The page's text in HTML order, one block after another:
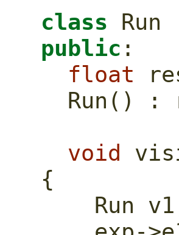
class Run
public :
float
Run() :
void
{
Run